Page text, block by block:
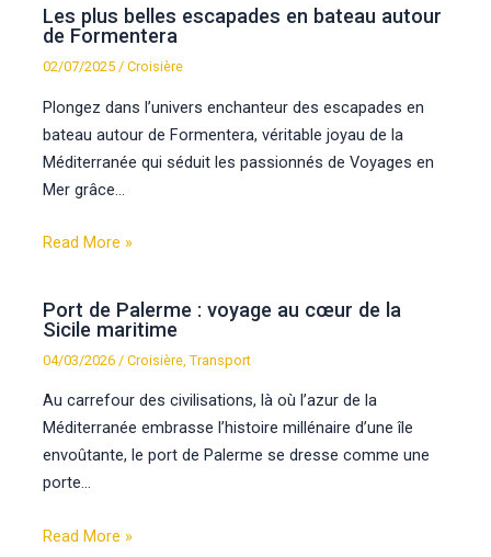
Les plus belles escapades en bateau autour
de Formentera
02/07/2025/Croisière
Plongez dans l’univers enchanteur des escapades en
bateau autour de Formentera, véritable joyau de la
Méditerranée qui séduit les passionnés de Voyages en
Mer grâce…
Read More »
Port de Palerme : voyage au cœur de la
Sicile maritime
04/03/2026 /Croisière ,Transport
Au carrefour des civilisations, là où l’azur de la
Méditerranée embrasse l’histoire millénaire d’une île
envoûtante, le port de Palerme se dresse comme une
porte…
Read More »